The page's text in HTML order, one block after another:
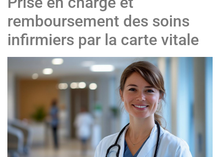
remboursement des soins
infirmiers par la carte vitale